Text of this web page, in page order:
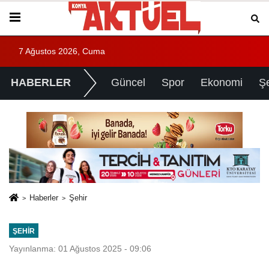
7 Ağustos 2026, Cuma
HABERLER Güncel Spor Ekonomi
Haberler Şehir
ŞEHIR
Yayınlanma: 01 Ağustos 2025 - 09:06